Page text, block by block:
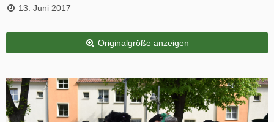
13. Juni 2017
Originalgröße anzeigen